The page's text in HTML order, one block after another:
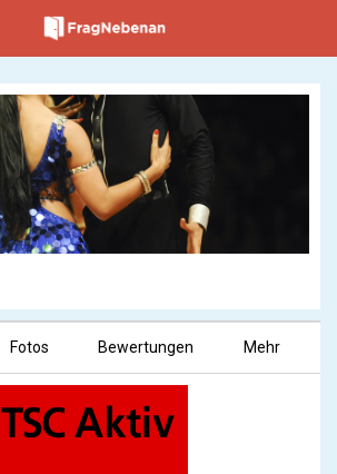
Fotos Bewertungen Mehr